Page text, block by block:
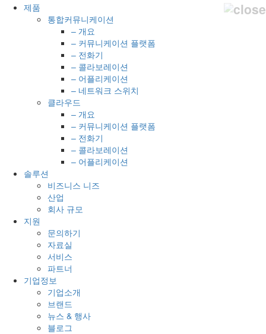
제품
통합커뮤니케이션
– 개요
– 커뮤니케이션 플랫폼
– 전화기
– 콜라보레이션
– 어플리케이션
– 네트워크 스위치
클라우드
– 개요
– 커뮤니케이션 플랫폼
– 전화기
– 콜라보레이션
– 어플리케이션
솔루션
비즈니스 니즈
산업
회사 규모
지원
문의하기
자료실
서비스
파트너
기업정보
기업소개
브랜드
뉴스 & 행사
블로그